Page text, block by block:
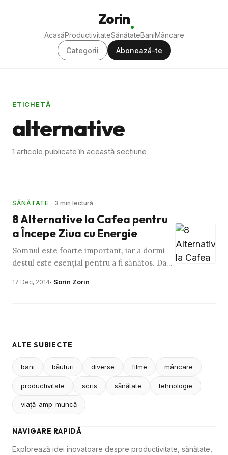
Zorin
AcasăProductivitateSănătateBaniMâncare
Categorii
Abonează-te
ETICHETĂ
alternative
1 articole publicate în această secțiune
SĂNĂTATE · 3 min lectură
8 Alternative la Cafea pentru
a Începe Ziua cu Energie
Somnul este foarte important, iar a dormi
destul este esenţial pentru a fi sănătos. Dacă
trezitul …
17 Dec, 2014· Sorin Zorin
ALTE SUBIECTE
bani băuturi diverse filme mâncare
productivitate scris sănătate tehnologie
viaţă-amp-muncă
NAVIGARE RAPIDĂ
Explorează idei inovatoare despre productivitate, sănătate,